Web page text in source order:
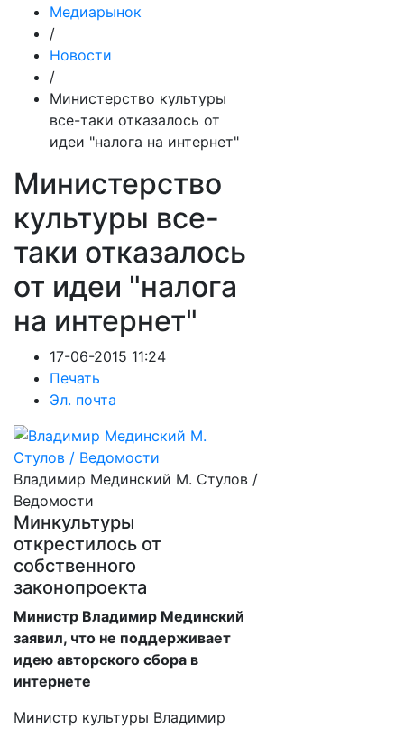
Медиарынок
/
Новости
/
Министерство культуры
все-таки отказалось от
идеи "налога на интернет"
Министерство
культуры все-
таки отказалось
от идеи "налога
на интернет"
17-06-2015 11:24
Печать
Эл. почта
Владимир Мединский М. Стулов /
Ведомости
Минкультуры
открестилось от
собственного
законопроекта
Министр Владимир Мединский
заявил, что не поддерживает
идею авторского сбора в
интернете
Министр культуры Владимир